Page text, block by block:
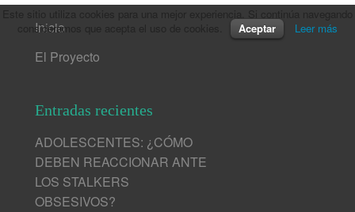
Inicio
El Proyecto
Entradas recientes
ADOLESCENTES: ¿CÓMO
DEBEN REACCIONAR ANTE
LOS STALKERS
OBSESIVOS?
consideramos que acepta el uso de cookies.
Aceptar Leer más